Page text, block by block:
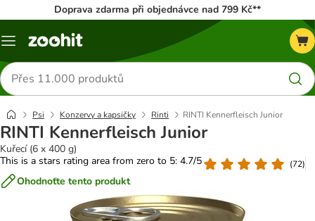
Doprava zdarma při objednávce nad 799 Kč**
Menu
Hledat
produkty
Psi Konzervy a kapsičky Rinti RINTI Kennerfleisch Junior
RINTI Kennerfleisch Junior
Kuřecí (6 x 400 g)
This is a stars rating area from zero to 5: 4.7/5
(72)
Ohodnoťte tento produkt